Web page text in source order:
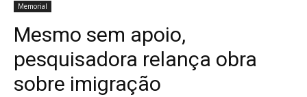
Memorial
Mesmo sem apoio,
pesquisadora relança obra
sobre imigração